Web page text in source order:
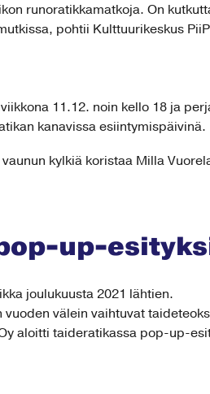
runoratikkamatkoja. On
pohtii Kulttuurikeskus
11.12. noin kello 18 ja
kanavissa esiintymispäivinä.
kylkiä koristaa Milla
up-
joulukuusta 2021 lähtien.
välein vaihtuvat
aloitti taideratikassa pop-up-